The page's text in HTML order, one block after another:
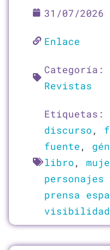
31/07/2026
Enlace
Categoría:
Revistas
Etiquetas:
discurso,
fuente,
libro,
prensa
visibilidad